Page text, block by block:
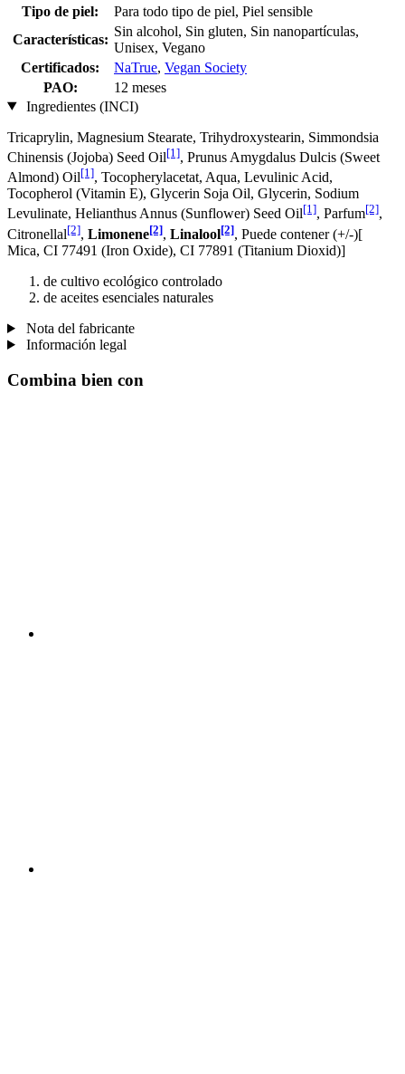
Tipo de piel:
Para todo tipo de piel, Piel sensible
Características:
Sin alcohol, Sin gluten, Sin nanopartículas,
Unisex, Vegano
Certificados:
NaTrue, Vegan Society
PAO:
12 meses
Ingredientes (INCI)
Tricaprylin, Magnesium Stearate, Trihydroxystearin, Simmondsia
Chinensis (Jojoba) Seed Oil[1], Prunus Amygdalus Dulcis (Sweet
Almond) Oil[1], Tocopherylacetat, Aqua, Levulinic Acid,
Tocopherol (Vitamin E), Glycerin Soja Oil, Glycerin, Sodium
Levulinate, Helianthus Annus (Sunflower) Seed Oil[1], Parfum[2],
Citronellal[2], Limonene[2], Linalool[2], Puede contener (+/-)[
Mica, CI 77491 (Iron Oxide), CI 77891 (Titanium Dioxid)]
de cultivo ecológico controlado
de aceites esenciales naturales
Nota del fabricante
Información legal
Combina bien con